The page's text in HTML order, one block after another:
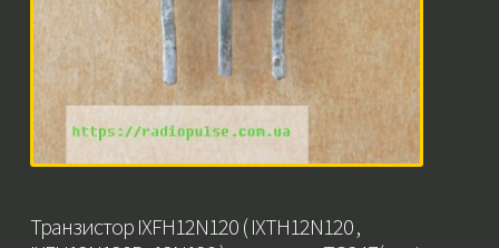
Транзистор IXFH12N120 ( IXTH12N120 ,